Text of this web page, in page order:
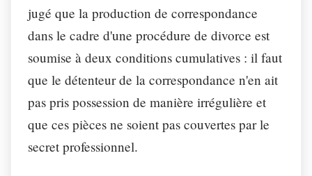
jugé que la production de correspondance
dans le cadre d'une procédure de divorce est
soumise à deux conditions cumulatives : il faut
que le détenteur de la correspondance n'en ait
pas pris possession de manière irrégulière et
que ces pièces ne soient pas couvertes par le
secret professionnel.